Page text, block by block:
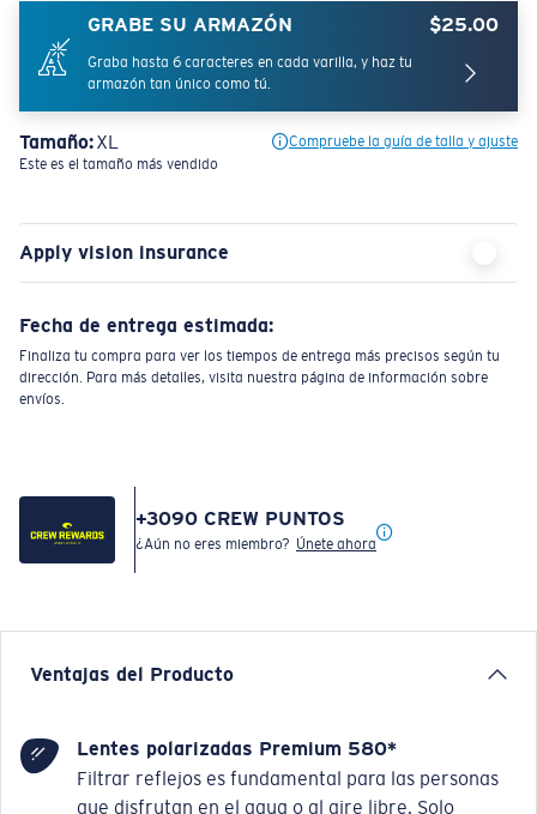
GRABE SU ARMAZÓN $25.00
Graba hasta 6 caracteres en cada varilla, y haz tu
armazón tan único como tú.
Tamaño:XL
Compruebe la guía de talla y ajuste
Este es el tamaño más vendido
Apply vision insurance
Fecha de entrega estimada:
Finaliza tu compra para ver los tiempos de entrega más precisos según tu
dirección. Para más detalles, visita nuestra página de información sobre
envíos.
+3090 CREW PUNTOS
¿Aún no eres miembro? Únete ahora
Ventajas del Producto
Lentes polarizadas Premium 580*
Filtrar reflejos es fundamental para las personas
que disfrutan en el agua o al aire libre. Solo